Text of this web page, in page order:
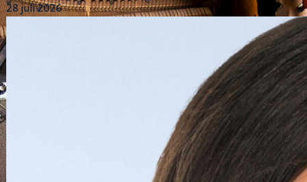
28 juli 2026